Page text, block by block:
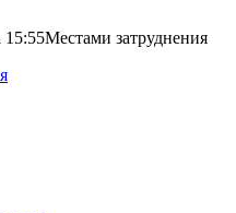
15:55Местами затруднения